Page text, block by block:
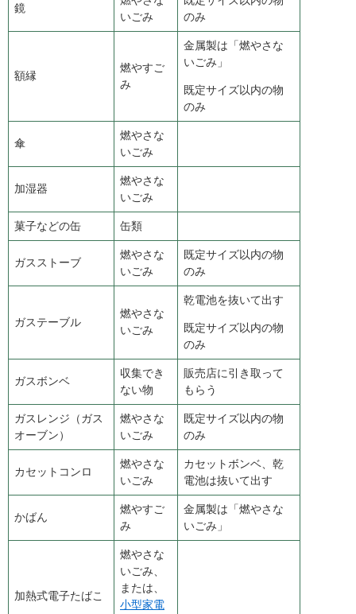
鏡
いごみ
のみ
額縁
燃やすご
み
金属製は「燃やさな
いごみ」
既定サイズ以内の物
のみ
傘
燃やさな
いごみ
加湿器
燃やさな
いごみ
菓子などの缶 缶類
ガスストーブ
燃やさな
いごみ
既定サイズ以内の物
のみ
ガステーブル
燃やさな
いごみ
乾電池を抜いて出す
既定サイズ以内の物
のみ
ガスボンベ
収集でき
ない物
販売店に引き取って
もらう
ガスレンジ（ガス
オーブン）
燃やさな
いごみ
既定サイズ以内の物
のみ
カセットコンロ
燃やさな
いごみ
カセットボンベ、乾
電池は抜いて出す
かばん
燃やすご
み
金属製は「燃やさな
いごみ」
加熱式電子たばこ
燃やさな
いごみ、
または、
小型家電